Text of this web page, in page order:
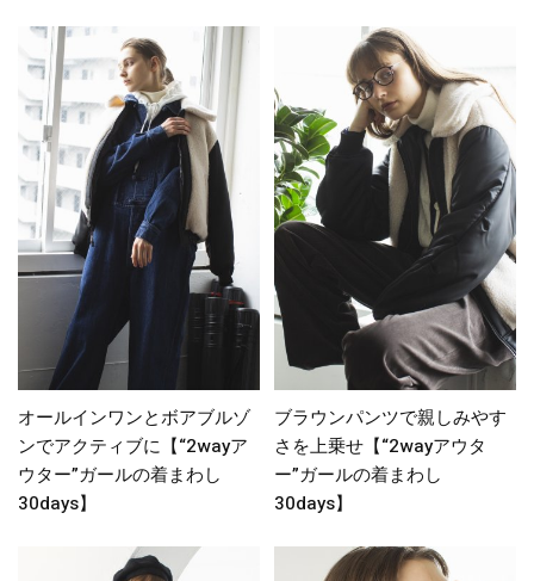
オールインワンとボアブルゾ
ンでアクティブに【“2wayア
ウター”ガールの着まわし
30days】
ブラウンパンツで親しみやす
さを上乗せ【“2wayアウタ
ー”ガールの着まわし
30days】